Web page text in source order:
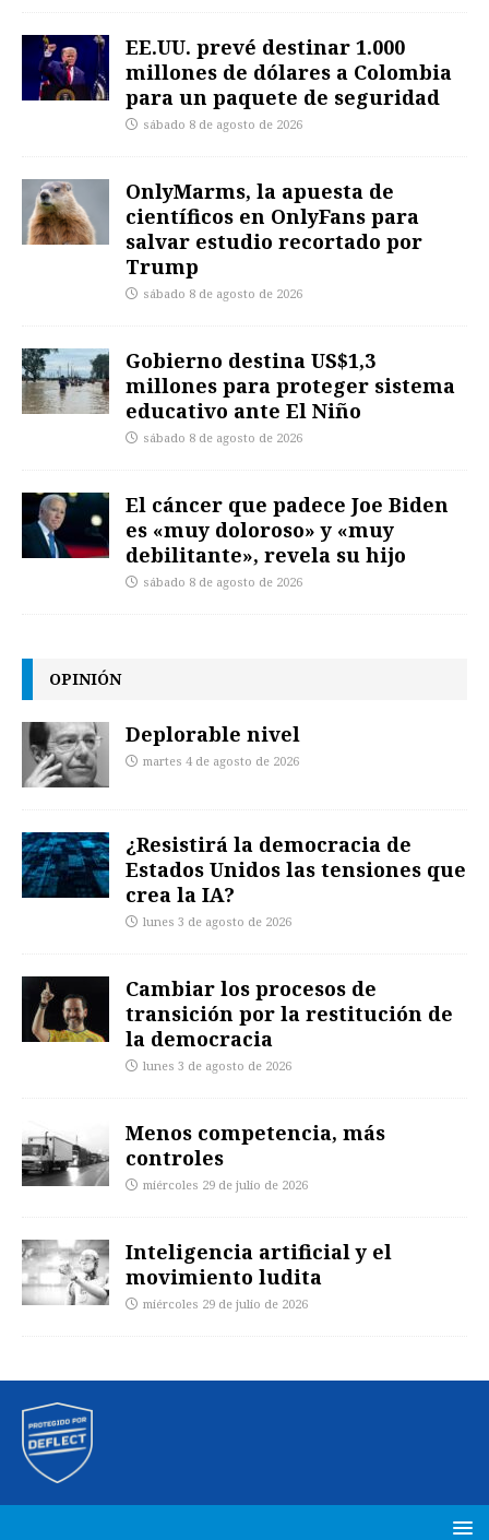
EE.UU. prevé destinar 1.000
millones de dólares a Colombia
para un paquete de seguridad
sábado 8 de agosto de 2026
OnlyMarms, la apuesta de
científicos en OnlyFans para
salvar estudio recortado por
Trump
sábado 8 de agosto de 2026
Gobierno destina US$1,3
millones para proteger sistema
educativo ante El Niño
sábado 8 de agosto de 2026
El cáncer que padece Joe Biden
es «muy doloroso» y «muy
debilitante», revela su hijo
sábado 8 de agosto de 2026
OPINIÓN
Deplorable nivel
martes 4 de agosto de 2026
¿Resistirá la democracia de
Estados Unidos las tensiones que
crea la IA?
lunes 3 de agosto de 2026
Cambiar los procesos de
transición por la restitución de
la democracia
lunes 3 de agosto de 2026
Menos competencia, más
controles
miércoles 29 de julio de 2026
Inteligencia artificial y el
movimiento ludita
miércoles 29 de julio de 2026